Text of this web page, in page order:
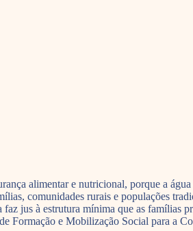
alimentar e nutricional, porque a
comunidades rurais e populações
jus à estrutura mínima que as famílias
Formação e Mobilização Social para a